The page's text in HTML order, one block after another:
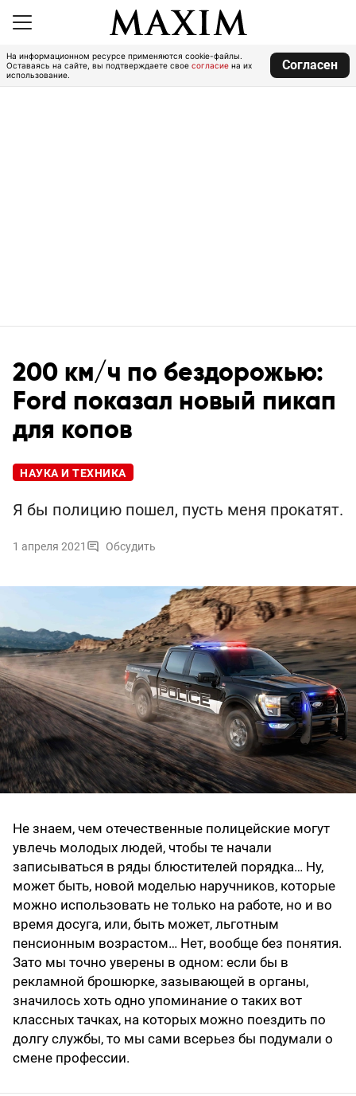
На информационном ресурсе применяются cookie-файлы.
Оставаясь на сайте, вы подтверждаете свое согласие на их
использование.
Согласен
200 км/ч по бездорожью:
Ford показал новый пикап
для копов
НАУКА И ТЕХНИКА
Я бы полицию пошел, пусть меня прокатят.
1 апреля 2021 Обсудить
Не знаем, чем отечественные полицейские могут
увлечь молодых людей, чтобы те начали
записываться в ряды блюстителей порядка… Ну,
может быть, новой моделью наручников, которые
можно использовать не только на работе, но и во
время досуга, или, быть может, льготным
пенсионным возрастом… Нет, вообще без понятия.
Зато мы точно уверены в одном: если бы в
рекламной брошюрке, зазывающей в органы,
значилось хоть одно упоминание о таких вот
классных тачках, на которых можно поездить по
долгу службы, то мы сами всерьез бы подумали о
смене профессии.